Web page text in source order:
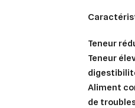
Teneur
Teneur
Aliment
de